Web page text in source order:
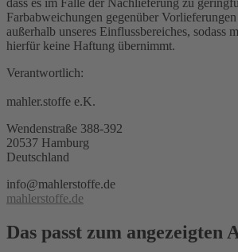
Farbabweichungen gegenüber
außerhalb unseres Einflussbereiches, sodass
hierfür keine Haftung übernimmt.
Verantwortlich:
mahler.stoffe e.K.
Wendenstraße 388-392
20537 Hamburg
Deutschland
info@mahlerstoffe.de
mahlerstoffe.de
Das passt zum angezeigten